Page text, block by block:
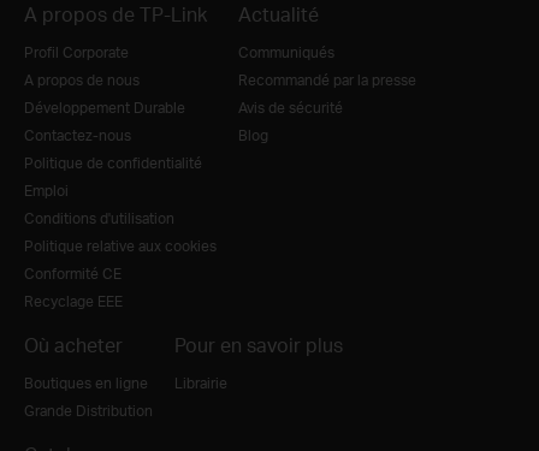
A propos de TP-Link
Profil Corporate
A propos de nous
Développement Durable
Contactez-nous
Politique de confidentialité
Emploi
Conditions d'utilisation
Politique relative aux cookies
Conformité CE
Recyclage EEE
Actualité
Communiqués
Recommandé par la presse
Avis de sécurité
Blog
Où acheter
Boutiques en ligne
Grande Distribution
Pour en savoir plus
Librairie